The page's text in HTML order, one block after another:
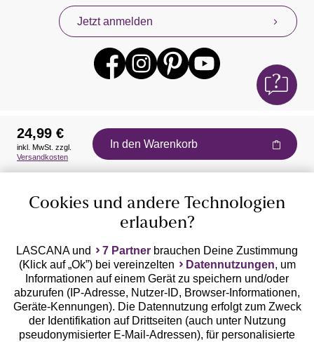
Jetzt anmelden
Auszeichnungen
Geprüfte Sicherheit
24,99 €
inkl. MwSt. zzgl.
Versandkosten
In den Warenkorb
Cookies und andere Technologien
erlauben?
LASCANA und 7 Partner brauchen Deine Zustimmung
(Klick auf „Ok”) bei vereinzelten
Datennutzungen, um
Informationen auf einem Gerät zu speichern und/oder
abzurufen (IP-Adresse, Nutzer-ID, Browser-Informationen,
Geräte-Kennungen). Die Datennutzung erfolgt zum Zweck
der Identifikation auf Drittseiten (auch unter Nutzung
pseudonymisierter E-Mail-Adressen), für personalisierte